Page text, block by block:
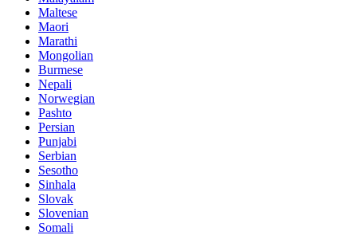
Maltese
Maori
Marathi
Mongolian
Burmese
Nepali
Norwegian
Pashto
Persian
Punjabi
Serbian
Sesotho
Sinhala
Slovak
Slovenian
Somali